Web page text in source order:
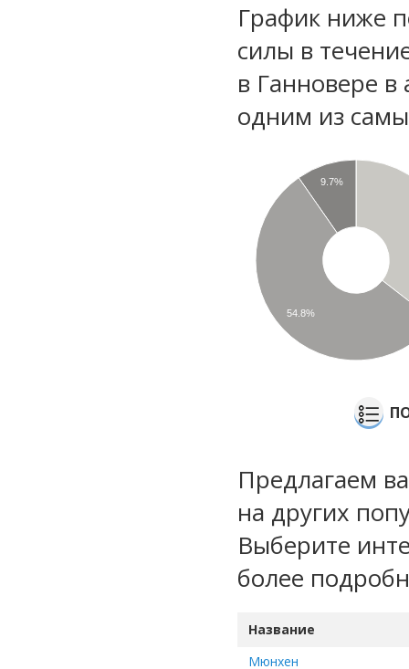
График ниже
силы в
в Ганновере в
одним из
9.7%
54.8%
Предлагаем
на других
Выберите
более
Название
Мюнхен